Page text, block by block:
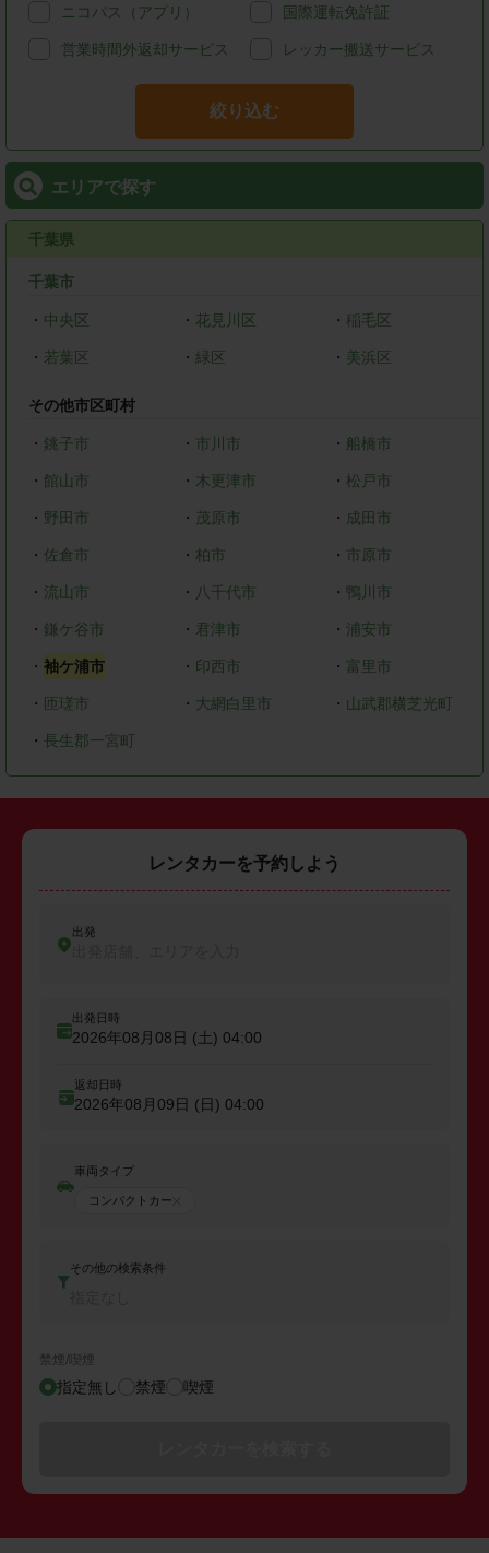
ニコパス（アプリ） 国際運転免許証
営業時間外返却サービス レッカー搬送サービス
絞り込む
エリアで探す
千葉県
千葉市
・ 中央区 ・ 花見川区 ・稲毛区
・ 若葉区 ・ 緑区 ・ 美浜区
その他市区町村
・ 銚子市 ・ 市川市 ・ 船橋市
・ 館山市 ・ 木更津市 ・松戸市
・ 野田市 ・ 茂原市 ・ 成田市
・ 佐倉市 ・ 柏市 ・ 市原市
・ 流山市 ・ 八千代市 ・ 鴨川市
・ 鎌ケ谷市 ・ 君津市 ・ 浦安市
・ 袖ケ浦市 ・ 印西市 ・ 富里市
・ 匝瑳市 ・ 大網白里市 ・ 山武郡横芝光町
・ 長生郡一宮町
レンタカーを予約しよう
出発
出発日時
2026年08月08日 (土) 04:00
返却日時
2026年08月09日 (日) 04:00
車両タイプ
コンパクトカー
その他の検索条件
禁煙/喫煙
指定無し 禁煙 喫煙